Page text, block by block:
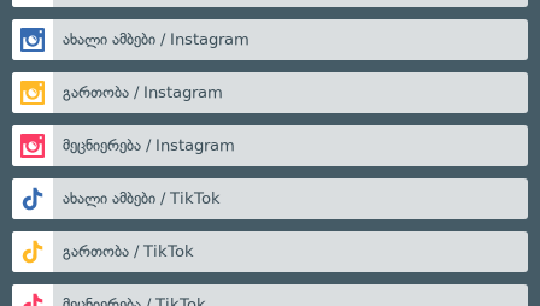
ახალი ამბები / Instagram
გართობა / Instagram
მეცნიერება / Instagram
ახალი ამბები / TikTok
გართობა / TikTok